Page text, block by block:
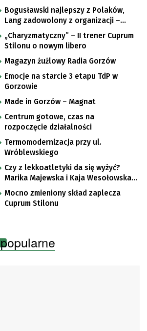
Bogusławski najlepszy z Polaków,
Lang zadowolony z organizacji –
komentarze po trzecim etapie Tour
de Pologne
„Charyzmatyczny” – II trener Cuprum
Stilonu o nowym libero
Magazyn żużlowy Radia Gorzów
Emocje na starcie 3 etapu TdP w
Gorzowie
Made in Gorzów – Magnat
Centrum gotowe, czas na
rozpoczęcie działalności
Termomodernizacja przy ul.
Wróblewskiego
Czy z lekkoatletyki da się wyżyć?
Marika Majewska i Kaja Wesołowska
o płotkarskiej codzienności
Mocno zmieniony skład zaplecza
Cuprum Stilonu
popularne